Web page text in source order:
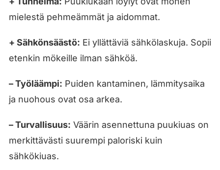
mielestä pehmeämmät ja aidommat.
+ Sähkönsäästö: Ei yllättäviä sähkölaskuja. Sopii
etenkin mökeille ilman sähköä.
– Työläämpi: Puiden kantaminen, lämmitysaika
ja nuohous ovat osa arkea.
– Turvallisuus: Väärin asennettuna puukiuas on
merkittävästi suurempi paloriski kuin
sähkökiuas.